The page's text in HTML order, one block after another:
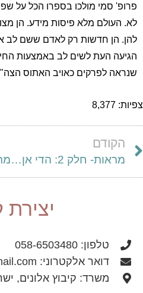
פרופ' סמי מולכו בספרו הכל על
לא. העולם מלא פיסות מידע. הן
להן. הן חדשות רק לאדם ששם לב
הגיעה העת לשים לב באמצעות
שנראה לפרקים כאויב האתוס
צפיות: 8,377
הקודם
מראות- חלק 2: הדי אן איי של הארגון הלומד
טלפון: 058-6503480
דואר אלקטרוני: roee.elisha@gmail.com
משרד: קיבוץ אלונים,